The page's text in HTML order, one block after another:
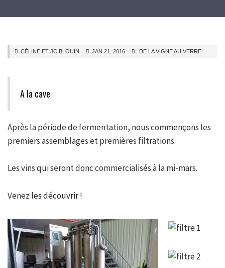
CÉLINE ET JC BLOUIN JAN 21, 2016 DE LA VIGNE AU VERRE
A la cave
Après la période de fermentation, nous commençons les
premiers assemblages et premières filtrations.
Les vins qui seront donc commercialisés à la mi-mars.
Venez les découvrir!